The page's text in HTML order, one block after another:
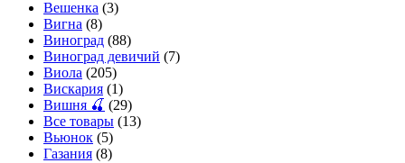
Вешенка (3)
Вигна (8)
Виноград (88)
Виноград девичий (7)
Виола (205)
Вискария (1)
Вишня 🍒 (29)
Все товары (13)
Вьюнок (5)
Газания (8)